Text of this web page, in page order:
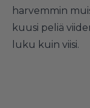
harvemmin
kuusi peliä
luku kuin viisi.